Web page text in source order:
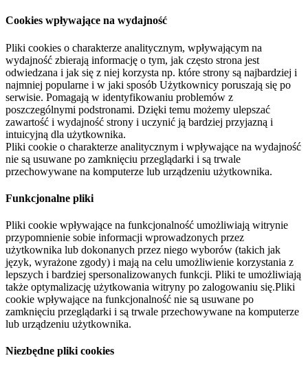
Cookies wpływające na wydajność
Pliki cookies o charakterze analitycznym, wpływającym na
wydajność zbierają informację o tym, jak często strona jest
odwiedzana i jak się z niej korzysta np. które strony są najbardziej i
najmniej popularne i w jaki sposób Użytkownicy poruszają się po
serwisie. Pomagają w identyfikowaniu problemów z
poszczególnymi podstronami. Dzięki temu możemy ulepszać
zawartość i wydajność strony i uczynić ją bardziej przyjazną i
intuicyjną dla użytkownika.
Pliki cookie o charakterze analitycznym i wpływające na wydajność
nie są usuwane po zamknięciu przeglądarki i są trwale
przechowywane na komputerze lub urządzeniu użytkownika.
Funkcjonalne pliki
Pliki cookie wpływające na funkcjonalność umożliwiają witrynie
przypomnienie sobie informacji wprowadzonych przez
użytkownika lub dokonanych przez niego wyborów (takich jak
język, wyrażone zgody) i mają na celu umożliwienie korzystania z
lepszych i bardziej spersonalizowanych funkcji. Pliki te umożliwiają
także optymalizację użytkowania witryny po zalogowaniu się.Pliki
cookie wpływające na funkcjonalność nie są usuwane po
zamknięciu przeglądarki i są trwale przechowywane na komputerze
lub urządzeniu użytkownika.
Niezbędne pliki cookies